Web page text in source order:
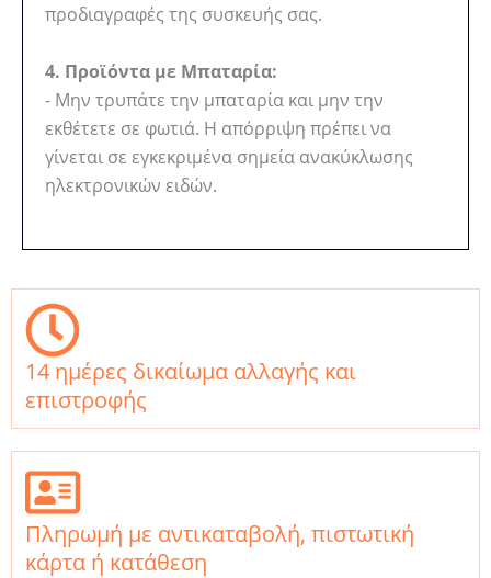
προδιαγραφές της συσκευής σας.
4. Προϊόντα με Μπαταρία:
- Μην τρυπάτε την μπαταρία και μην την
εκθέτετε σε φωτιά. Η απόρριψη πρέπει να
γίνεται σε εγκεκριμένα σημεία ανακύκλωσης
ηλεκτρονικών ειδών.
14 ημέρες δικαίωμα αλλαγής και
επιστροφής
Πληρωμή με αντικαταβολή, πιστωτική
κάρτα ή κατάθεση